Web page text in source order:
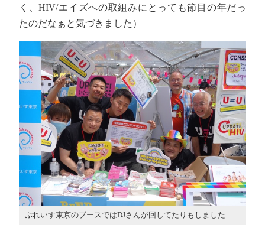
く、HIV/エイズへの取組みにとっても節目の年だっ
たのだなぁと気づきました）
ぷれいす東京のブースではDJさんが回してたりもしました